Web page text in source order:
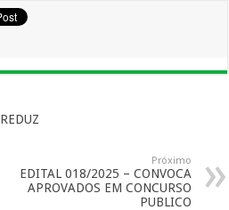
Próximo
EDITAL 018/2025 – CONVOCA
APROVADOS EM CONCURSO
PUBLICO